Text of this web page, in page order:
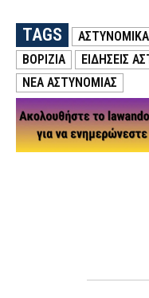
TAGS
ΒΟΡΙΖΙΑ
ΕΙΔΗΣΕΙΣ
ΝΕΑ ΑΣΤΥΝΟΜΙΑΣ